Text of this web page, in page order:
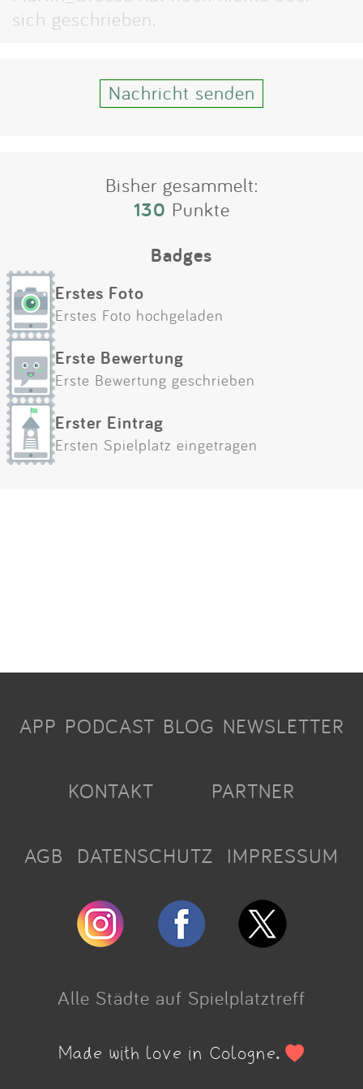
sich geschrieben.
Nachricht senden
Bisher gesammelt:
130 Punkte
Badges
Erstes Foto
Erstes Foto hochgeladen
Erste Bewertung
Erste Bewertung geschrieben
Erster Eintrag
Ersten Spielplatz eingetragen
APP PODCAST BLOG NEWSLETTER
KONTAKT PARTNER
AGB DATENSCHUTZ IMPRESSUM
Alle Städte auf Spielplatztreff
Made with love in Cologne.